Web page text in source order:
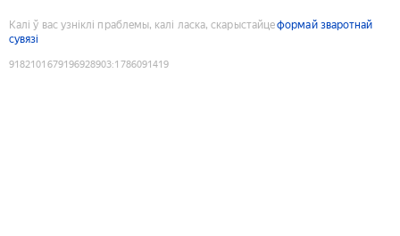
Калі ў вас узніклі праблемы, калі ласка, скарыстайцеформай зваротнай
сувязі
9182101679196928903:1786091419